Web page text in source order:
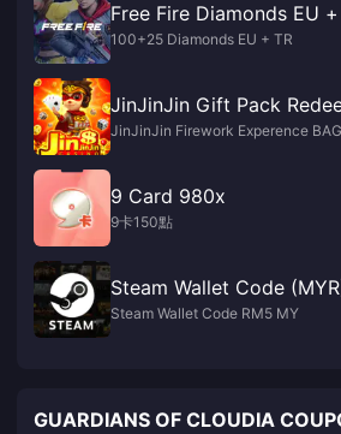
Free Fire Diamonds EU
100+25 Diamonds EU + TR
JinJinJin Gift Pack
JinJinJin Firework Experence BAG
9 Card 980x
9卡150點
Steam Wallet Code
Steam Wallet Code RM5 MY
GUARDIANS OF CLOUDIA